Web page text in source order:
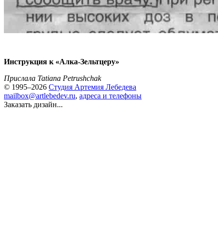
Инструкция к «Алка-Зельтцеру»
Прислала Tatiana Petrushchak
© 1995–2026 Студия Артемия Лебедева
mailbox@artlebedev.ru, адреса и телефоны
Заказать дизайн...